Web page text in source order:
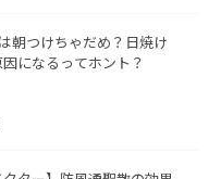
朝つけちゃだめ？日焼け
になるってホント？